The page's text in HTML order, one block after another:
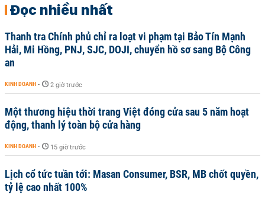
Đọc nhiều nhất
Thanh tra Chính phủ chỉ ra loạt vi phạm tại Bảo Tín Mạnh
Hải, Mi Hồng, PNJ, SJC, DOJI, chuyển hồ sơ sang Bộ Công
an
KINH DOANH - 2 giờ trước
Một thương hiệu thời trang Việt đóng cửa sau 5 năm hoạt
động, thanh lý toàn bộ cửa hàng
KINH DOANH - 15 giờ trước
Lịch cổ tức tuần tới: Masan Consumer, BSR, MB chốt quyền,
tỷ lệ cao nhất 100%